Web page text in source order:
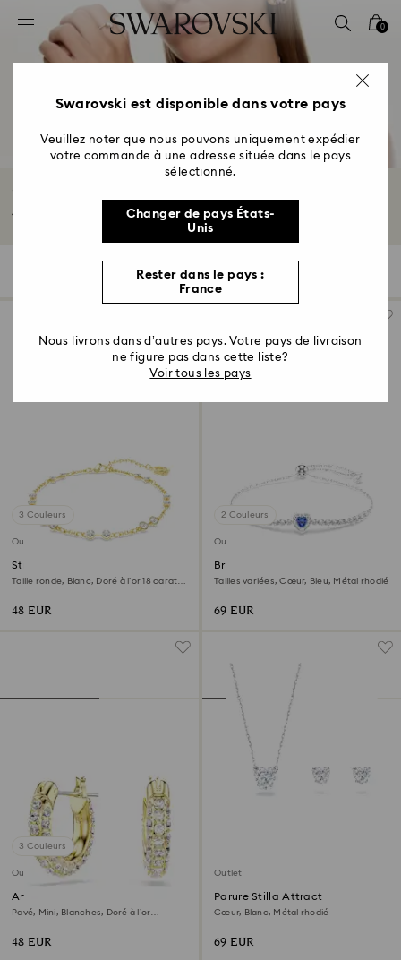
Accesskeys list
0 - Header
2 - Footer
4 - Search results
0
Offre saisonnière
Jusqu'à -30% sur une sélection de pièces*
Filtres
Filtres
3 Couleurs
Outlet
Strand Swarovski Remix
Collection
Taille ronde, Blanc, Doré à l’or 18 carats
48 EUR
2 Couleurs
Outlet
Bracelet One
Tailles variées, Cœur, Bleu, Métal rhodié
69 EUR
3 Couleurs
Outlet
Anneaux d'oreilles Dextera
Pavé, Mini, Blanches, Doré à l’or
48 EUR
Outlet
Parure Stilla Attract
Cœur, Blanc, Métal rhodié
69 EUR
Swarovski est disponible dans votre pays
Veuillez noter que nous pouvons uniquement expédier
votre commande à une adresse située dans le pays
sélectionné.
Changer de pays États-
Unis
Rester dans le pays :
France
Nous livrons dans d’autres pays. Votre pays de livraison
ne figure pas dans cette liste?
Voir tous les pays